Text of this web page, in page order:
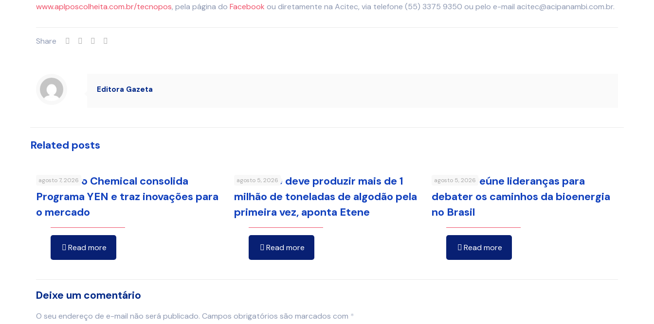
www.aplposcolheita.com.br/tecnopos, pela página doFacebook ou diretamente na Acitec, via telefone (55) 3375 9350 ou pelo e-mail acitec@acipanambi.com.br.
Share
Editora Gazeta
Related posts
agosto 7, 2026
Sumitomo Chemical consolida
Programa YEN e traz inovações para
o mercado
Read more
agosto 5, 2026
Nordeste deve produzir mais de 1
milhão de toneladas de algodão pela
primeira vez, aponta Etene
Read more
agosto 5, 2026
FenaBio reúne lideranças para
debater os caminhos da bioenergia
no Brasil
Read more
Deixe um comentário
O seu endereço de e-mail não será publicado. Campos obrigatórios são marcados com *